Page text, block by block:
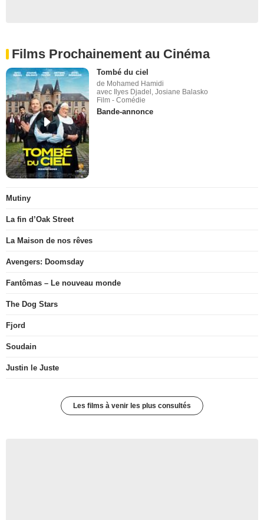
Films Prochainement au Cinéma
Tombé du ciel
de Mohamed Hamidi
avec Ilyes Djadel, Josiane Balasko
Film - Comédie
Bande-annonce
Mutiny
La fin d’Oak Street
La Maison de nos rêves
Avengers: Doomsday
Fantômas – Le nouveau monde
The Dog Stars
Fjord
Soudain
Justin le Juste
Les films à venir les plus consultés